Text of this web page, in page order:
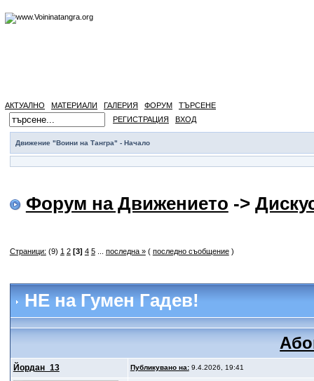
АКТУАЛНО МАТЕРИАЛИ ГАЛЕРИЯ ФОРУМ
ТЪРСЕНЕ
РЕГИСТРАЦИЯ
ВХОД
Движение "Воини на Тангра" - Начало
Форум на Движението ->
Страници: (9) 1 2 [3] 4 5... последна »( последно съобщение)
НЕ на Гумен Гадев!
Йордан_13 Публикувано на:9.4.2026, 19:41